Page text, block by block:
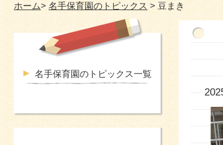
ホーム> 名手保育園のトピックス > 豆まき
名手保育園のトピックス一覧